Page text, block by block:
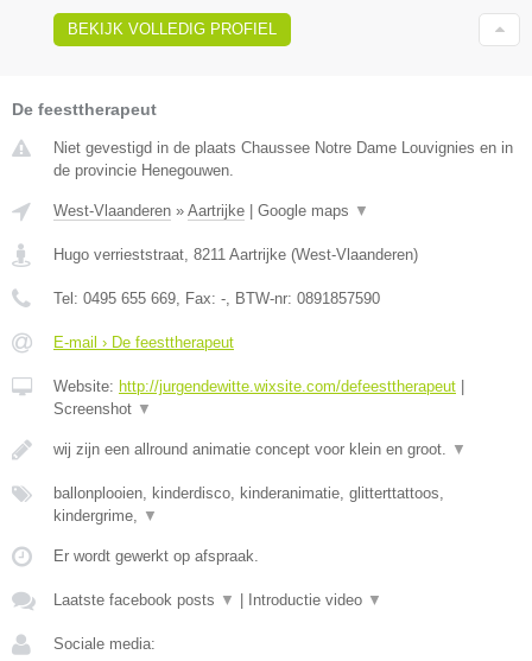
BEKIJK VOLLEDIG PROFIEL
De feesttherapeut
Niet gevestigd in de plaats Chaussee Notre Dame Louvignies en in
de provincie Henegouwen.
West-Vlaanderen » Aartrijke | Google maps ▼
Hugo verrieststraat 8211 Aartrijke (West-Vlaanderen)
Tel: 0495 655 669 , Fax: - , BTW-nr: 0891857590
E-mail › De feesttherapeut
Website: http://jurgendewitte.wixsite.com/defeesttherapeut |
Screenshot ▼
wij zijn een allround animatie concept voor klein en groot. ▼
ballonplooien, kinderdisco, kinderanimatie, glitterttattoos,
kindergrime,
▼
Er wordt gewerkt op afspraak.
Laatste facebook posts ▼ | Introductie video ▼
Sociale media: